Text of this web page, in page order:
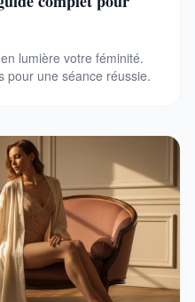
lumière votre féminité.
pour une séance réussie.